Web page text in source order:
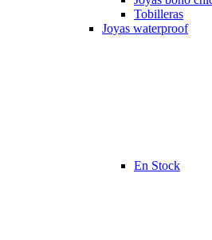
Tobilleras
Joyas waterproof
En Stock